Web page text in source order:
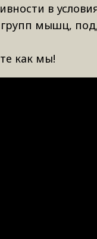
в
мышц,
как мы!